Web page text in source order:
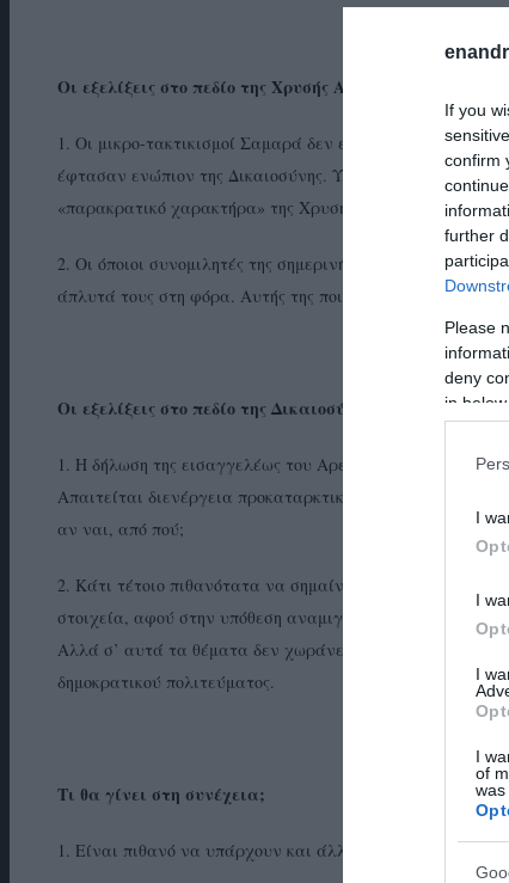
If you
confirm
further
Please
deny
in
I
I
I
I
of
was
Οι εξελίξεις στο πεδίο της Χρυσής Αυγής
1. Οι μικρο-τακτικισμοί Σαμαρά δεν εξαλείφουν την
έφτασαν ενώπιον της Δικαιοσύνης. Υπάρχουν άλλωστε
«παρακρατικό χαρακτήρα» της Χρυσής Αυγής.
2. Οι όποιοι συνομιλητές της σημερινής Νέας
άπλυτά τους στη φόρα. Αυτής της ποιότητας πολιτικές
Οι εξελίξεις στο πεδίο της Δικαιοσύνης
1. Η δήλωση της εισαγγελέως του Αρείου Πάγου κ.
Απαιτείται διενέργεια προκαταρκτικής εξέτασης
αν ναι, από πού;
2. Κάτι τέτοιο πιθανότατα να σημαίνει και παραπομπή
στοιχεία, αφού στην υπόθεση αναμιγνύονται μέλη της
Αλλά σ’ αυτά τα θέματα δεν χωράνε επικοινωνιακοί
δημοκρατικού πολιτεύματος.
Τι θα γίνει στη συνέχεια;
1. Είναι πιθανό να υπάρχουν και άλλα βίντεο και να